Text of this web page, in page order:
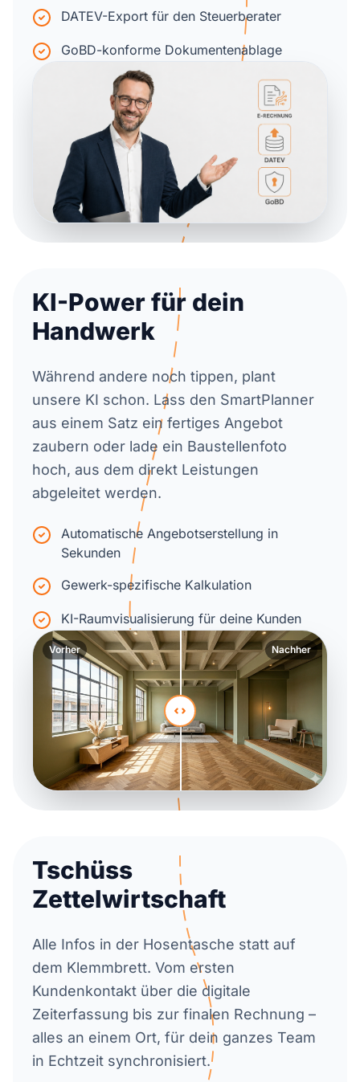
DATEV-Export für den Steuerberater
GoBD-konforme Dokumentenablage
KI-Power für dein
Handwerk
Während andere noch tippen, plant
unsere KI schon. Lass den SmartPlanner
aus einem Satz ein fertiges Angebot
zaubern oder lade ein Baustellenfoto
hoch, aus dem direkt Leistungen
abgeleitet werden.
Automatische Angebotserstellung in
Sekunden
Gewerk-spezifische Kalkulation
KI-Raumvisualisierung für deine Kunden
Vorher Nachher
Tschüss
Zettelwirtschaft
Alle Infos in der Hosentasche statt auf
dem Klemmbrett. Vom ersten
Kundenkontakt über die digitale
Zeiterfassung bis zur finalen Rechnung –
alles an einem Ort, für dein ganzes Team
in Echtzeit synchronisiert.